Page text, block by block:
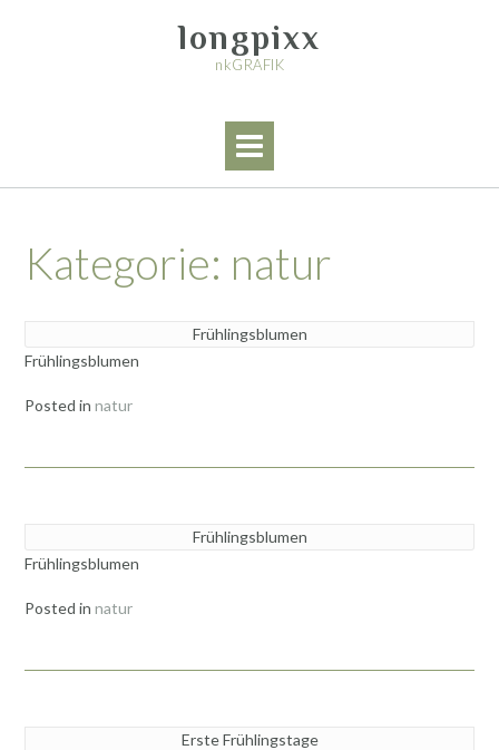
longpixx
nkGRAFIK
Kategorie: natur
Frühlingsblumen
Frühlingsblumen
Posted in natur
Frühlingsblumen
Frühlingsblumen
Posted in natur
Erste Frühlingstage